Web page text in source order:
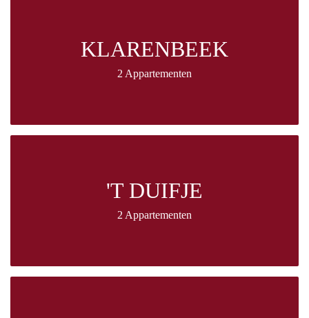
KLARENBEEK
2 Appartementen
'T DUIFJE
2 Appartementen